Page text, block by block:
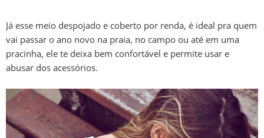
Já esse meio despojado e coberto por renda, é ideal pra quem
vai passar o ano novo na praia, no campo ou até em uma
pracinha, ele te deixa bem confortável e permite usar e
abusar dos acessórios.